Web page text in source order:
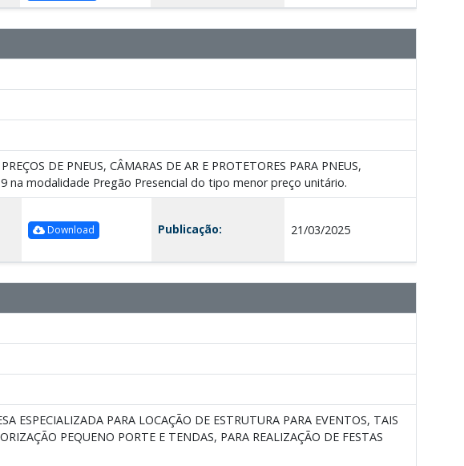
DE PNEUS, CÂMARAS DE AR E PROTETORES PARA PNEUS,
na modalidade Pregão Presencial do tipo menor preço unitário.
Download Publicação: 21/03/2025
PARA LOCAÇÃO DE ESTRUTURA PARA EVENTOS, TAIS
PEQUENO PORTE E TENDAS, PARA REALIZAÇÃO DE FESTAS